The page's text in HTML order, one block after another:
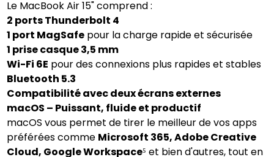
Le MacBook Air 15" comprend :
2 ports Thunderbolt 4
1 port MagSafe pour la charge rapide et sécurisée
1 prise casque 3,5 mm
Wi-Fi 6E pour des connexions plus rapides et stables
Bluetooth 5.3
Compatibilité avec deux écrans externes
macOS – Puissant, fluide et productif
macOS vous permet de tirer le meilleur de vos apps
préférées comme Microsoft 365, Adobe Creative
Cloud, Google Workspace⁵ et bien d'autres, tout en